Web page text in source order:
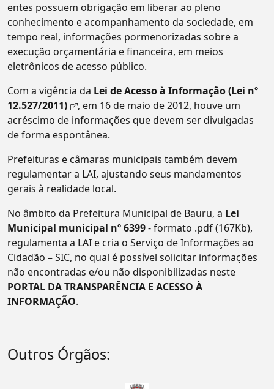
entes possuem obrigação em liberar ao pleno
conhecimento e acompanhamento da sociedade, em
tempo real, informações pormenorizadas sobre a
execução orçamentária e financeira, em meios
eletrônicos de acesso público.
Com a vigência da Lei de Acesso à Informação (Lei nº
12.527/2011)
, em 16 de maio de 2012, houve um
acréscimo de informações que devem ser divulgadas
de forma espontânea.
Prefeituras e câmaras municipais também devem
regulamentar a LAI, ajustando seus mandamentos
gerais à realidade local.
No âmbito da Prefeitura Municipal de Bauru, a Lei
Municipal municipal nº 6399- formato .pdf (167Kb),
regulamenta a LAI e cria o Serviço de Informações ao
Cidadão – SIC, no qual é possível solicitar informações
não encontradas e/ou não disponibilizadas neste
PORTAL DA TRANSPARÊNCIA E ACESSO À
INFORMAÇÃO.
Outros Órgãos: